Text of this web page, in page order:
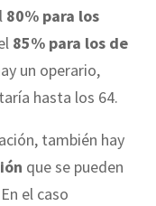
80% para los
85% para los de
un operario,
hasta los 64.
también hay
que se pueden
el caso